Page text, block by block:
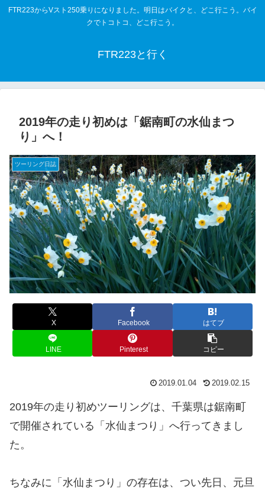
FTR223からVスト250乗りになりました。明日はバイクと、どこ行こう。バイ
クでトコトコ、どこ行こう。
FTR223と行く
2019年の走り初めは「鋸南町の水仙まつ
り」へ！
ツーリング日誌
X Facebook はてブ
LINE Pinterest コピー
2019.01.04 2019.02.15
2019年の走り初めツーリングは、千葉県は鋸南町
で開催されている「水仙まつり」へ行ってきまし
た。
ちなみに「水仙まつり」の存在は、つい先日、元旦